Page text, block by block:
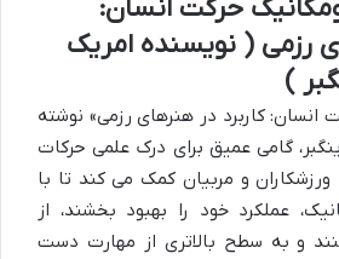
حرکت انسان:
رزمی ( نویسنده امریک
)
انسان: کاربرد در هنرهای رزمی» نوشته
گامی عمیق برای درک علمی حرکات
و مربیان کمک می کند تا با
عملکرد خود را بهبود بخشند، از
و به سطح بالاتری از مهارت دست